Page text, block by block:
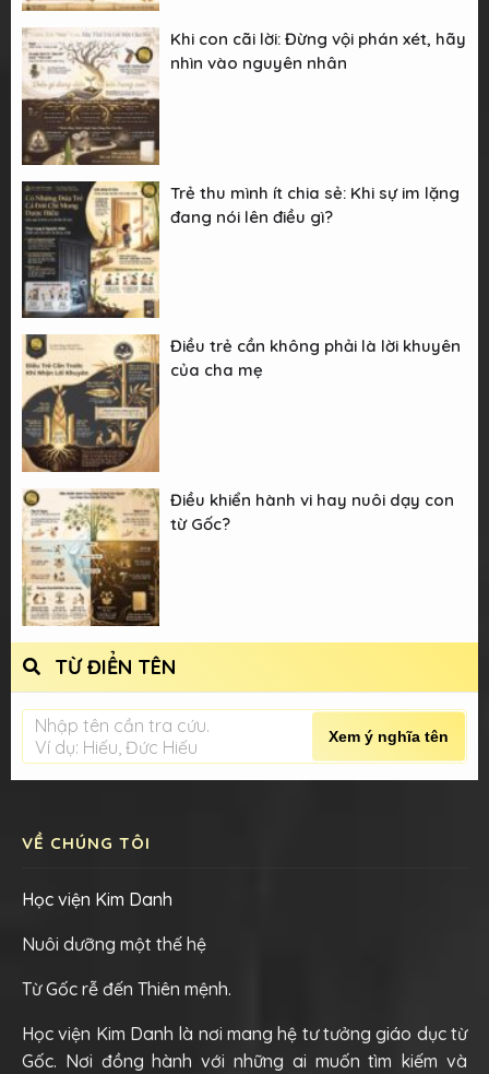
Khi con cãi lời: Đừng vội phán xét, hãy
nhìn vào nguyên nhân
Trẻ thu mình ít chia sẻ: Khi sự im lặng
đang nói lên điều gì?
Điều trẻ cần không phải là lời khuyên
của cha mẹ
Điều khiển hành vi hay nuôi dạy con
từ Gốc?
TỪ ĐIỂN TÊN
Nhập tên cần tra cứu.
Ví dụ: Hiếu, Đức Hiếu
Xem ý nghĩa tên
VỀ CHÚNG TÔI
Học viện Kim Danh
Nuôi dưỡng một thế hệ
Từ Gốc rễ đến Thiên mệnh.
Học viện Kim Danh là nơi mang hệ tư tưởng giáo dục từ
Gốc. Nơi đồng hành với những ai muốn tìm kiếm và